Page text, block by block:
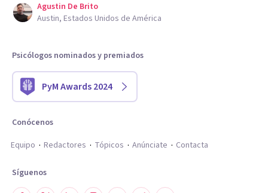
Agustin De Brito
Austin, Estados Unidos de América
Psicólogos nominados y premiados
PyM Awards 2024
Conócenos
Equipo
Redactores Tópicos Anúnciate Contacta
Síguenos